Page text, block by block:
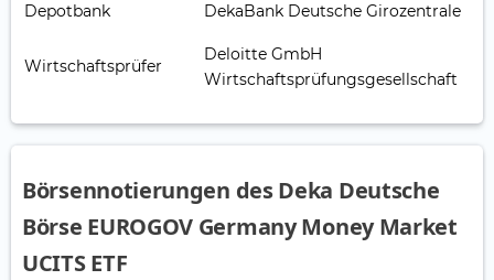
Depotbank DekaBank Deutsche Girozentrale
Wirtschaftsprüfer
Deloitte GmbH
Wirtschaftsprüfungsgesellschaft
Börsennotierungen des Deka Deutsche
Börse EUROGOV Germany Money Market
UCITS ETF